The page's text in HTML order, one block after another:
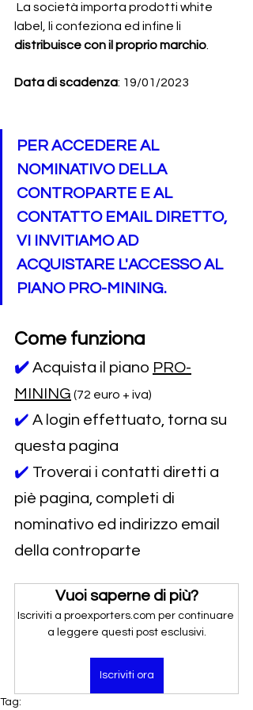
La società importa prodotti white
label, li confeziona ed infine li
distribuisce con il proprio marchio
Data di scadenza: 19/01/2023
PER ACCEDERE AL
NOMINATIVO DELLA
CONTROPARTE E AL
CONTATTO EMAIL DIRETTO,
VI INVITIAMO AD
ACQUISTARE L'ACCESSO AL
PIANO PRO-MINING.
Come funziona
✔️ Acquista il piano PRO-
MINING (72 euro + iva)
✔️ A login effettuato, torna su
questa pagina
✔️ Troverai i contatti diretti a
piè pagina, completi di
nominativo ed indirizzo email
della controparte
Vuoi saperne di più?
Iscriviti a proexporters.com per continuare
a leggere questi post esclusivi.
Iscriviti ora
Tag: